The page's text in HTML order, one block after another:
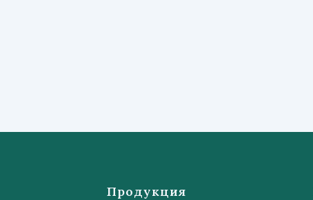
Продукция